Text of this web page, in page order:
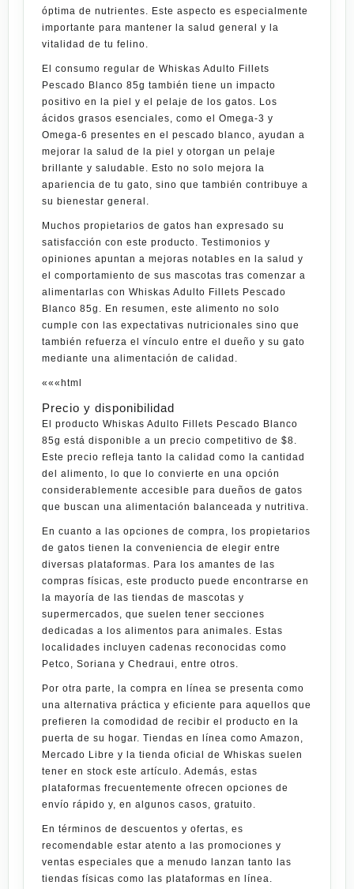
óptima de nutrientes. Este aspecto es especialmente
importante para mantener la salud general y la
vitalidad de tu felino.
El consumo regular de Whiskas Adulto Fillets
Pescado Blanco 85g también tiene un impacto
positivo en la piel y el pelaje de los gatos. Los
ácidos grasos esenciales, como el Omega-3 y
Omega-6 presentes en el pescado blanco, ayudan a
mejorar la salud de la piel y otorgan un pelaje
brillante y saludable. Esto no solo mejora la
apariencia de tu gato, sino que también contribuye a
su bienestar general.
Muchos propietarios de gatos han expresado su
satisfacción con este producto. Testimonios y
opiniones apuntan a mejoras notables en la salud y
el comportamiento de sus mascotas tras comenzar a
alimentarlas con Whiskas Adulto Fillets Pescado
Blanco 85g. En resumen, este alimento no solo
cumple con las expectativas nutricionales sino que
también refuerza el vínculo entre el dueño y su gato
mediante una alimentación de calidad.
«««html
Precio y disponibilidad
El producto Whiskas Adulto Fillets Pescado Blanco
85g está disponible a un precio competitivo de $8.
Este precio refleja tanto la calidad como la cantidad
del alimento, lo que lo convierte en una opción
considerablemente accesible para dueños de gatos
que buscan una alimentación balanceada y nutritiva.
En cuanto a las opciones de compra, los propietarios
de gatos tienen la conveniencia de elegir entre
diversas plataformas. Para los amantes de las
compras físicas, este producto puede encontrarse en
la mayoría de las tiendas de mascotas y
supermercados, que suelen tener secciones
dedicadas a los alimentos para animales. Estas
localidades incluyen cadenas reconocidas como
Petco, Soriana y Chedraui, entre otros.
Por otra parte, la compra en línea se presenta como
una alternativa práctica y eficiente para aquellos que
prefieren la comodidad de recibir el producto en la
puerta de su hogar. Tiendas en línea como Amazon,
Mercado Libre y la tienda oficial de Whiskas suelen
tener en stock este artículo. Además, estas
plataformas frecuentemente ofrecen opciones de
envío rápido y, en algunos casos, gratuito.
En términos de descuentos y ofertas, es
recomendable estar atento a las promociones y
ventas especiales que a menudo lanzan tanto las
tiendas físicas como las plataformas en línea.